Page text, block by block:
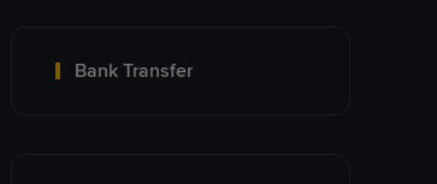
Bank Transfer